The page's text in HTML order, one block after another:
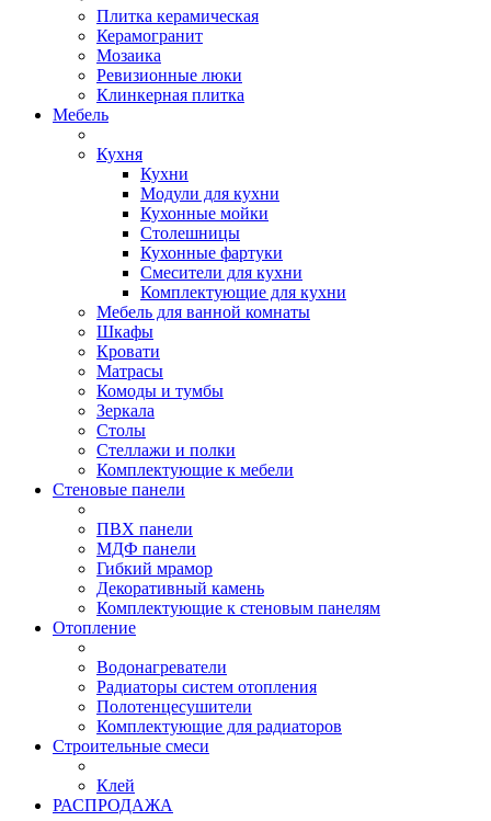
Плитка керамическая
Керамогранит
Мозаика
Ревизионные люки
Клинкерная плитка
Мебель
Кухня
Кухни
Модули для кухни
Кухонные мойки
Столешницы
Кухонные фартуки
Смесители для кухни
Комплектующие для кухни
Мебель для ванной комнаты
Шкафы
Кровати
Матрасы
Комоды и тумбы
Зеркала
Столы
Стеллажи и полки
Комплектующие к мебели
Стеновые панели
ПВХ панели
МДФ панели
Гибкий мрамор
Декоративный камень
Комплектующие к стеновым панелям
Отопление
Водонагреватели
Радиаторы систем отопления
Полотенцесушители
Комплектующие для радиаторов
Строительные смеси
Клей
РАСПРОДАЖА